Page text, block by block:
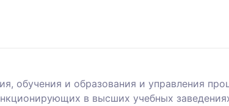
обучения и образования и управления
в высших учебных